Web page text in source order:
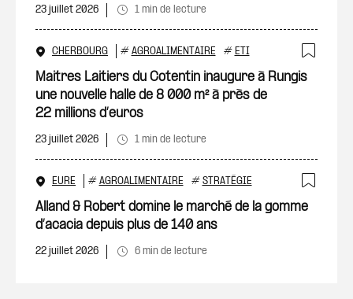
23 juillet 2026 1 min de lecture
CHERBOURG # AGROALIMENTAIRE # ETI
Maitres Laitiers du Cotentin inaugure à Rungis
une nouvelle halle de 8 000 m² à près de
22 millions d’euros
23 juillet 2026 1 min de lecture
EURE # AGROALIMENTAIRE # STRATÉGIE
Alland & Robert domine le marché de la gomme
d’acacia depuis plus de 140 ans
22 juillet 2026 6 min de lecture